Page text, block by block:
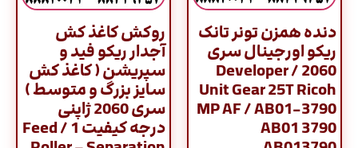
دنده همزن تونر تانک
ریکو اورجینال سری
2060 / Developer
Unit Gear 25T Ricoh
MP AF / AB01-3790
AB01 3790
روکش کاغذ کش
آجدار ریکو فید و
سپریشن ( کاغذ کش
سایز بزرگ و متوسط )
سری 2060 ژاپنی
درجه کیفیت 1 / Feed